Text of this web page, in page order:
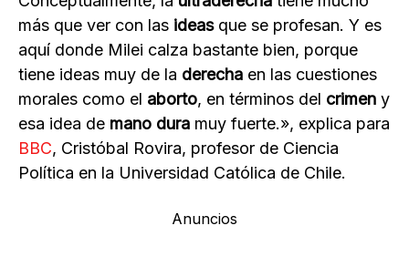
más que ver con las ideas que se profesan. Y es
aquí donde Milei calza bastante bien, porque
tiene ideas muy de la derecha en las cuestiones
morales como el aborto, en términos del crimen y
esa idea de mano dura muy fuerte.», explica para
BBC, Cristóbal Rovira, profesor de Ciencia
Política en la Universidad Católica de Chile.
Anuncios